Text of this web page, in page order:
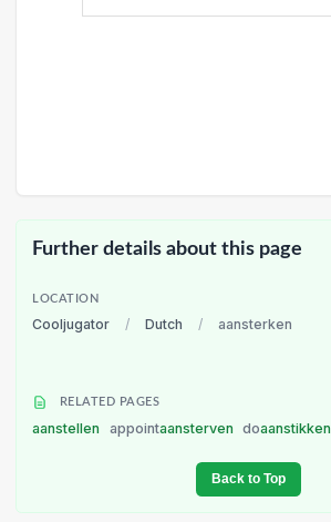
Further details about this page
LOCATION
Cooljugator / Dutch / aansterken
RELATED PAGES
aanstellen appointaansterven doaanstikken
Back to Top